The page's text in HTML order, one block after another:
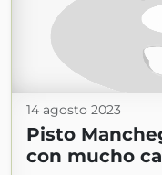
14 agosto 2023
Pisto
con mucho